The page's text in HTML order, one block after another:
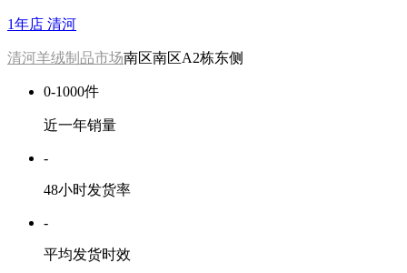
1年店 清河
清河羊绒制品市场南区南区A2栋东侧
0-1000件
近一年销量
-
48小时发货率
-
平均发货时效